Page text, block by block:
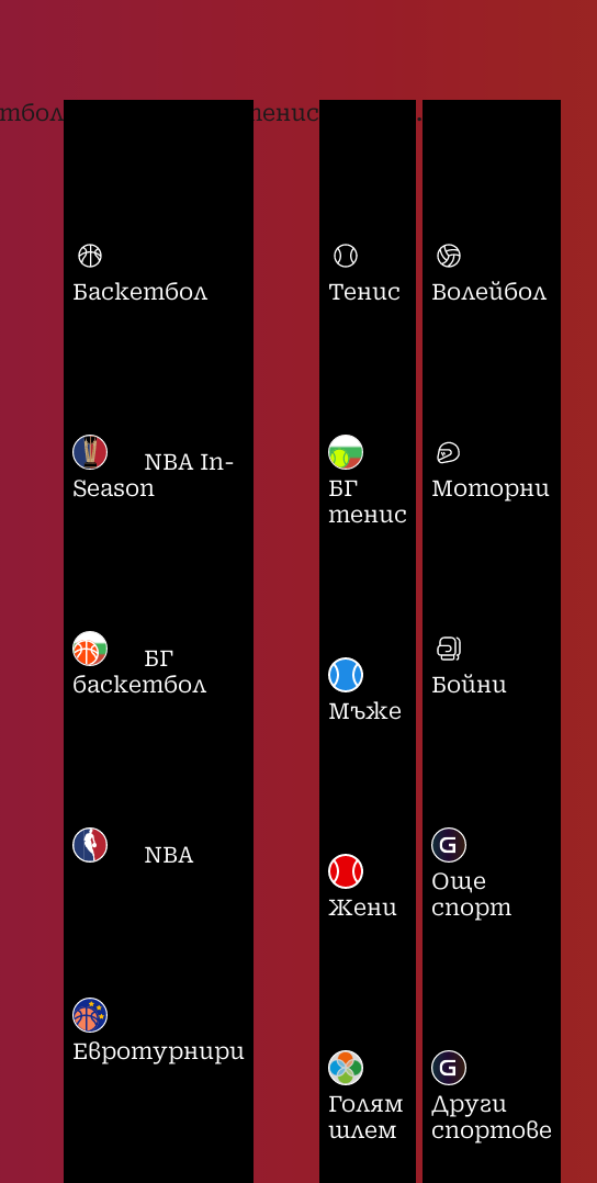
Баскетбол
NBA In-
Season
БГ
баскетбол
NBA
Евротурнири
тенис
Тенис
БГ
тенис
Мъже
Жени
Голям
шлем
...
Волейбол
Моторни
Бойни
Още
спорт
Други
спортове